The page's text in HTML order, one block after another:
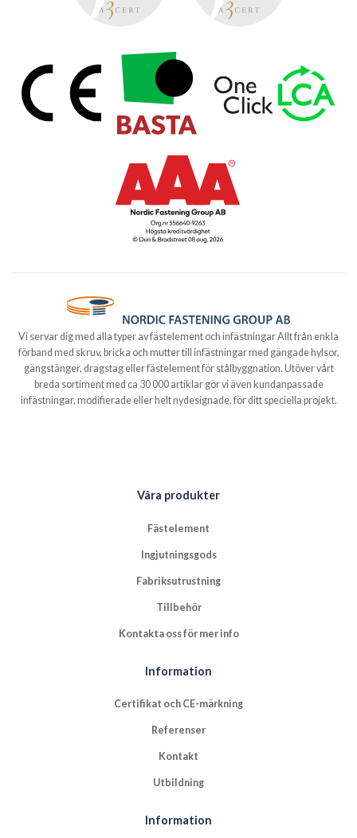
Vi servar dig med alla typer av fästelement och infästningar Allt från enkla
förband med skruv, bricka och mutter till infästningar med gängade hylsor,
gängstänger, dragstag eller fästelement för stålbyggnation. Utöver vårt
breda sortiment med ca 30 000 artiklar gör vi även kundanpassade
infästningar, modifierade eller helt nydesignade, för ditt speciella projekt.
Våra produkter
Fästelement
Ingjutningsgods
Fabriksutrustning
Tillbehör
Kontakta oss för mer info
Information
Certifikat och CE-märkning
Referenser
Kontakt
Utbildning
Information